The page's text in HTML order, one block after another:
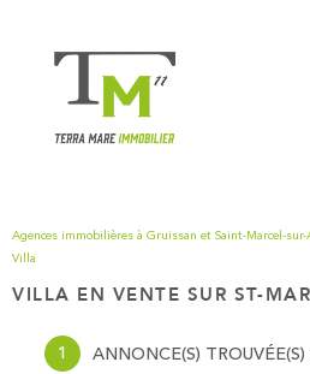
Agences immobilières à Gruissan et Saint-Marcel-sur-
Villa
VILLA EN VENTE SUR ST-
1 ANNONCE(S)